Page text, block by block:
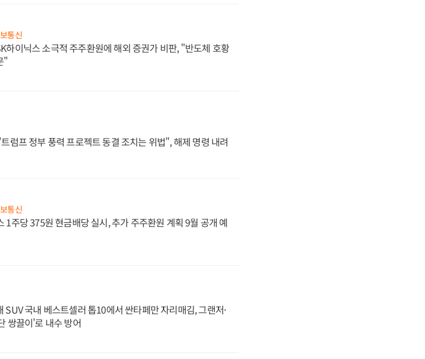
통신
하이닉스 소극적 주주환원에 해외 증권가 비판, "반도체 호황
"
럼프 정부 풍력 프로젝트 동결 조치는 위법", 해제 명령 내려
통신
1주당 375원 현금배당 실시, 추가 주주환원 계획 9월 공개 예
SUV 국내 베스트셀러 톱10에서 싼타페만 자리매김, 그랜저·
쌍끌이'로 내수 방어